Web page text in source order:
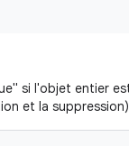
si l'objet entier
et la